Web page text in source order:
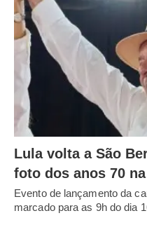
Lula volta a São
foto dos anos 70
Evento de lançamento da
marcado para as 9h do dia